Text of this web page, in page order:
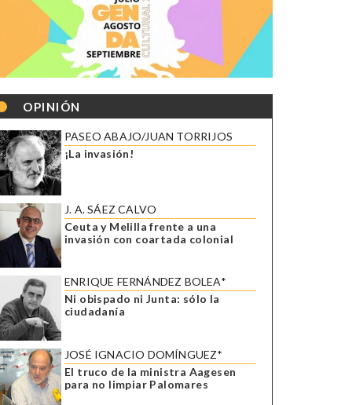
OPINIÓN
PASEO ABAJO/JUAN TORRIJOS
¡La invasión!
J. A. SÁEZ CALVO
Ceuta y Melilla frente a una
invasión con coartada colonial
ENRIQUE FERNÁNDEZ BOLEA*
Ni obispado ni Junta: sólo la
ciudadanía
JOSÉ IGNACIO DOMÍNGUEZ*
El truco de la ministra Aagesen
para no limpiar Palomares